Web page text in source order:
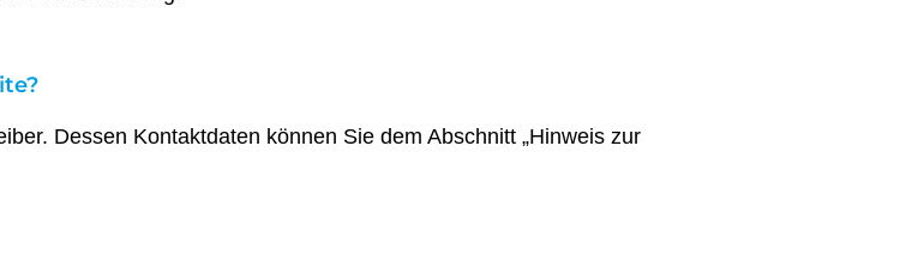
Dessen Kontaktdaten können Sie dem Abschnitt „Hinweis zur